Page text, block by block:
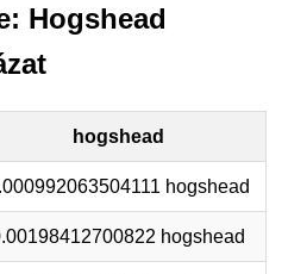
Hogshead
hogshead
hogshead
hogshead